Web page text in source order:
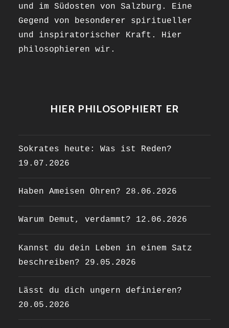
und im Südosten von Salzburg. Eine
Gegend von besonderer spiritueller
und inspiratorischer Kraft. Hier
philosophieren wir.
HIER PHILOSOPHIERT ER
Sokrates heute: Was ist Reden?
19.07.2026
Haben Ameisen Ohren? 28.06.2026
Warum Demut, verdammt? 12.06.2026
Kannst du dein Leben in einem Satz
beschreiben?
29.05.2026
Lässt du dich ungern definieren?
20.05.2026